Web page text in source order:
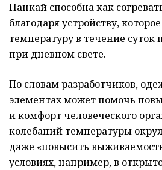
Нанкай способна как
благодаря устройству,
температуру в течение суток
при дневном свете.
По словам разработчиков,
элементах может помочь
и комфорт человеческого
колебаний температуры
даже «повысить
условиях, например, в